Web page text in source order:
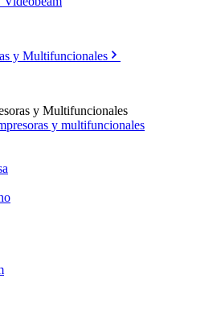
y Multifuncionales
y Multifuncionales
y multifuncionales